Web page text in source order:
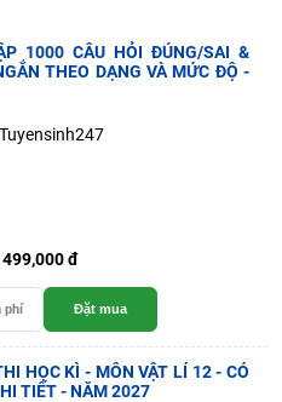
1000 CÂU HỎI ĐÚNG/SAI &
THEO DẠNG VÀ MỨC ĐỘ -
499,000 đ
phí Đặt mua
HỌC KÌ - MÔN VẬT LÍ 12 - CÓ
TIẾT - NĂM 2027